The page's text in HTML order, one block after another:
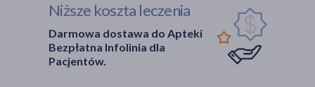
Niższe koszta leczenia
Darmowa dostawa do Apteki
Bezpłatna Infolinia dla
Pacjentów.